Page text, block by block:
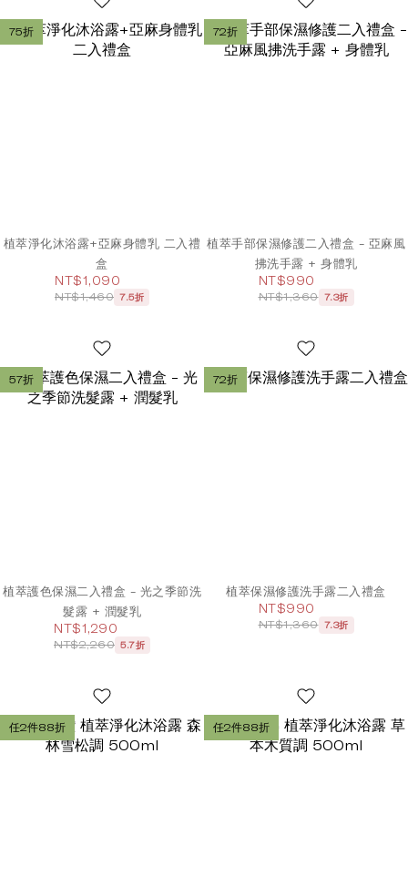
75折
植萃淨化沐浴露+亞麻身體乳 二入禮
盒
NT$1,090
NT$1,460 7.5折
72折
植萃手部保濕修護二入禮盒 - 亞麻風
拂洗手露 + 身體乳
NT$990
NT$1,360 7.3折
57折
植萃護色保濕二入禮盒 - 光之季節洗
髮露 + 潤髮乳
NT$1,290
NT$2,260 5.7折
72折
植萃保濕修護洗手露二入禮盒
NT$990
NT$1,360 7.3折
任2件88折 任2件88折